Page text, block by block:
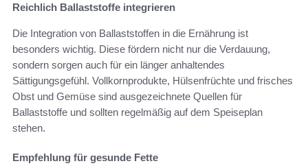
Reichlich Ballaststoffe integrieren
Die Integration von Ballaststoffen in die Ernährung ist
besonders wichtig. Diese fördern nicht nur die Verdauung,
sondern sorgen auch für ein länger anhaltendes
Sättigungsgefühl. Vollkornprodukte, Hülsenfrüchte und frisches
Obst und Gemüse sind ausgezeichnete Quellen für
Ballaststoffe und sollten regelmäßig auf dem Speiseplan
stehen.
Empfehlung für gesunde Fette